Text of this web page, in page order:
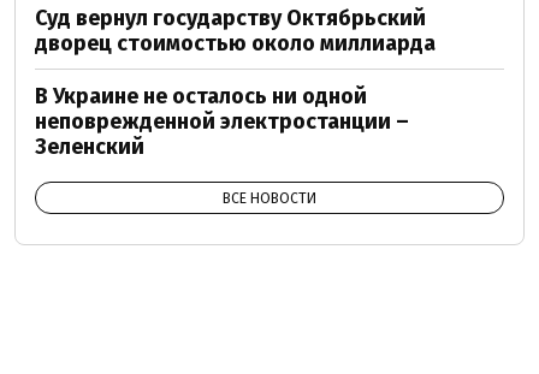
Суд вернул государству Октябрьский
дворец стоимостью около миллиарда
В Украине не осталось ни одной
неповрежденной электростанции –
Зеленский
ВСЕ НОВОСТИ